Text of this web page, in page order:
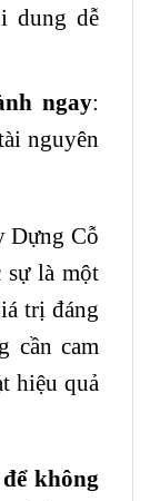
dung dễ
ngay:
nguyên
Dựng Cỗ
sự là một
trị đáng
cần cam
hiệu quả
không